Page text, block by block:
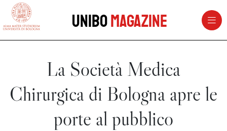
vai al contenuto della pagina
UniboMagazine
La Società Medica
Chirurgica di Bologna apre le
porte al pubblico